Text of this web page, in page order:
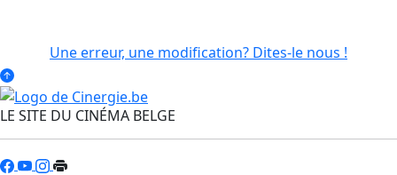
Une erreur, une modification? Dites-le nous !
LE SITE DU CINÉMA BELGE